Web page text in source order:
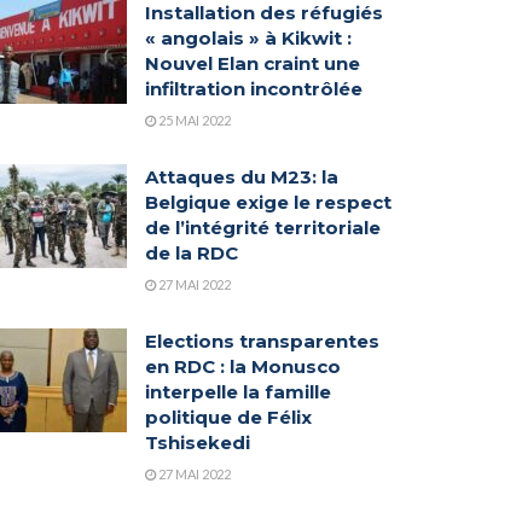
Installation des réfugiés
« angolais » à Kikwit :
Nouvel Elan craint une
infiltration incontrôlée
25 MAI 2022
Attaques du M23: la
Belgique exige le respect
de l’intégrité territoriale
de la RDC
27 MAI 2022
Elections transparentes
en RDC : la Monusco
interpelle la famille
politique de Félix
Tshisekedi
27 MAI 2022